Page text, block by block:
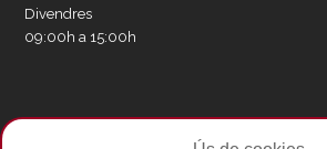
Divendres
09:00h a 15:00h
Xarxes socials